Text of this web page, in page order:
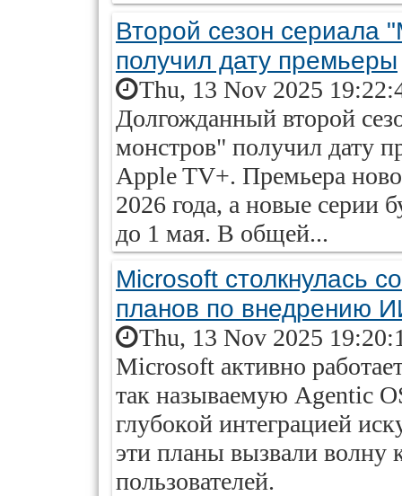
Второй сезон сериала
получил дату премьеры
Thu, 13 Nov 2025
Долгожданный второй
монстров" получил дату
Apple TV+. Премьера
2026 года, а новые серии
до 1 мая. В общей...
Microsoft столкнулась
планов по внедрению
Thu, 13 Nov 2025
Microsoft активно
так называемую Agentic
глубокой интеграцией
эти планы вызвали волну
пользователей.